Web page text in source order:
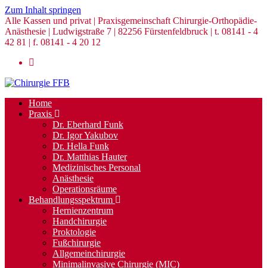
Zum Inhalt springen
Alle Kassen und privat | Praxisgemeinschaft Chirurgie-Orthopädie-
Anästhesie | Ludwigstraße 7 | 82256 Fürstenfeldbruck | t. 08141 - 4
42 81 | f. 08141 - 4 20 12
Home
Praxis
Dr. Eberhard Funk
Dr. Igor Yakubov
Dr. Hella Funk
Dr. Matthias Hauter
Medizinisches Personal
Anästhesie
Operationsräume
Behandlungsspektrum
Hernienzentrum
Handchirurgie
Proktologie
Fußchirurgie
Allgemeinchirurgie
Minimalinvasive Chirurgie (MIC)